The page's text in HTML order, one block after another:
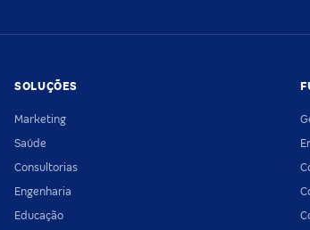
SOLUÇÕES
Marketing
Saúde
Consultorias
Engenharia
Educação